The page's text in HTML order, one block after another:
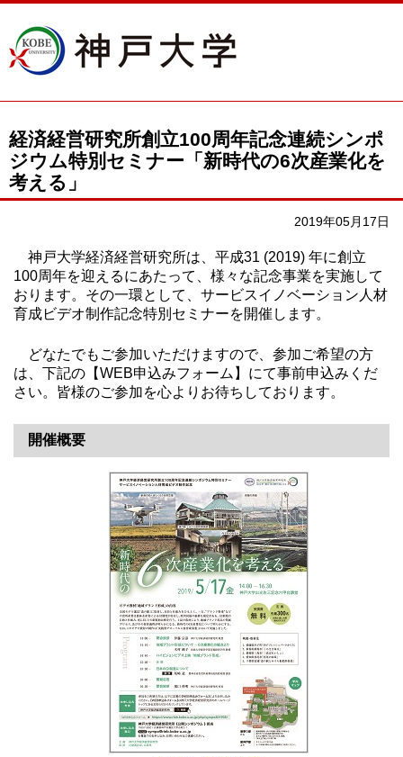
経済経営研究所創立100周年記念連続シンポ
ジウム特別セミナー「新時代の6次産業化を
考える」
2019年05月17日
神戸大学経済経営研究所は、平成31 (2019) 年に創立
100周年を迎えるにあたって、様々な記念事業を実施して
おります。その一環として、サービスイノベーション人材
育成ビデオ制作記念特別セミナーを開催します。
どなたでもご参加いただけますので、参加ご希望の方
は、下記の【WEB申込みフォーム】にて事前申込みくだ
さい。皆様のご参加を心よりお待ちしております。
開催概要